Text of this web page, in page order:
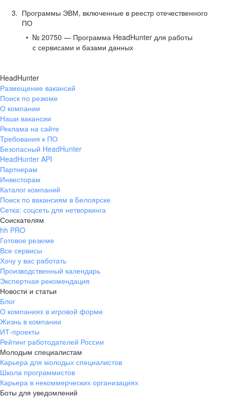
Программы ЭВМ, включенные в реестр отечественного
ПО
№ 20750 — Программа HeadHunter для работы
с сервисами и базами данных
HeadHunter
Размещение вакансий
Поиск по резюме
О компании
Наши вакансии
Реклама на сайте
Требования к ПО
Безопасный HeadHunter
HeadHunter API
Партнерам
Инвесторам
Каталог компаний
Поиск по вакансиям в Белоярске
Сетка: соцсеть для нетворкинга
Соискателям
hh PRO
Готовое резюме
Все сервисы
Хочу у вас работать
Производственный календарь
Экспертная рекомендация
Новости и статьи
Блог
О компаниях в игровой форме
Жизнь в компании
ИТ-проекты
Рейтинг работодателей России
Молодым специалистам
Карьера для молодых специалистов
Школа программистов
Карьера в некоммерческих организациях
Боты для уведомлений